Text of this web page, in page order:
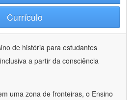
Currículo
de história para estudantes
a partir da consciência
uma zona de fronteiras, o Ensino